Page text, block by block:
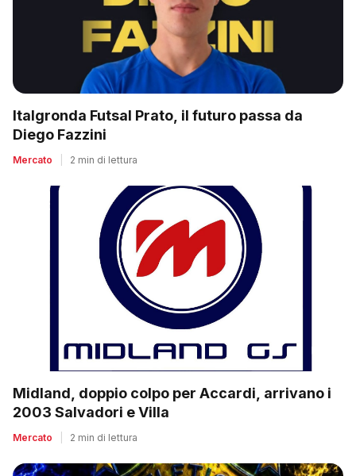
Italgronda Futsal Prato, il futuro passa da
Diego Fazzini
Mercato 2 min di lettura
Midland, doppio colpo per Accardi, arrivano i
2003 Salvadori e Villa
Mercato 2 min di lettura